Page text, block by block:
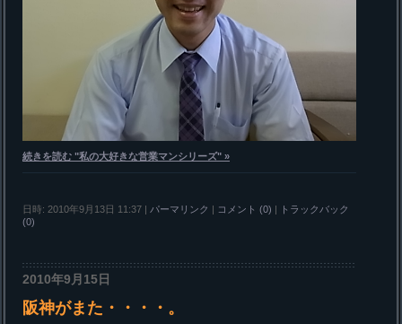
続きを読む "私の大好きな営業マンシリーズ" »
日時: 2010年9月13日 11:37 パーマリンク コメント (0)
トラックバック
(0)
2010年9月15日
阪神がまた・・・・。